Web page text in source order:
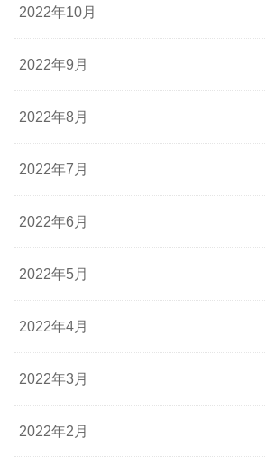
2022年10月
2022年9月
2022年8月
2022年7月
2022年6月
2022年5月
2022年4月
2022年3月
2022年2月